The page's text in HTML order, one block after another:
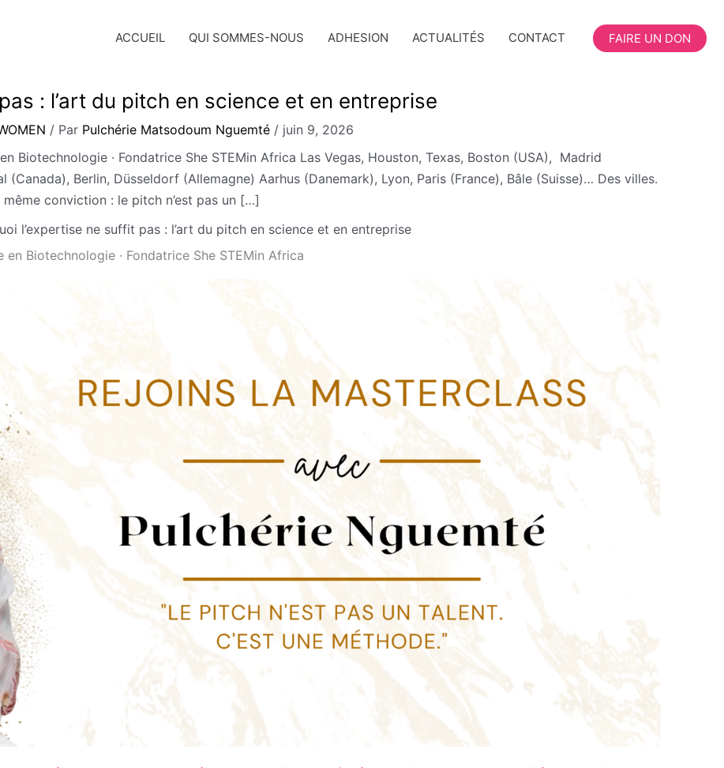
ACCUEIL QUI SOMMES-NOUS ADHESION ACTUALITÉS CONTACT FAIRE UN DON
: l’art du pitch en science et en entreprise
/ Par Pulchérie Matsodoum Nguemté / juin 9, 2026
Biotechnologie · Fondatrice She STEMin Africa Las Vegas, Houston, Texas, Boston (USA), Madrid
Berlin, Düsseldorf (Allemagne) Aarhus (Danemark), Lyon, Paris (France), Bâle (Suisse)… Des villes.
conviction : le pitch n’est pas un […]
l’expertise ne suffit pas : l’art du pitch en science et en entreprise
Biotechnologie · Fondatrice She STEMin Africa